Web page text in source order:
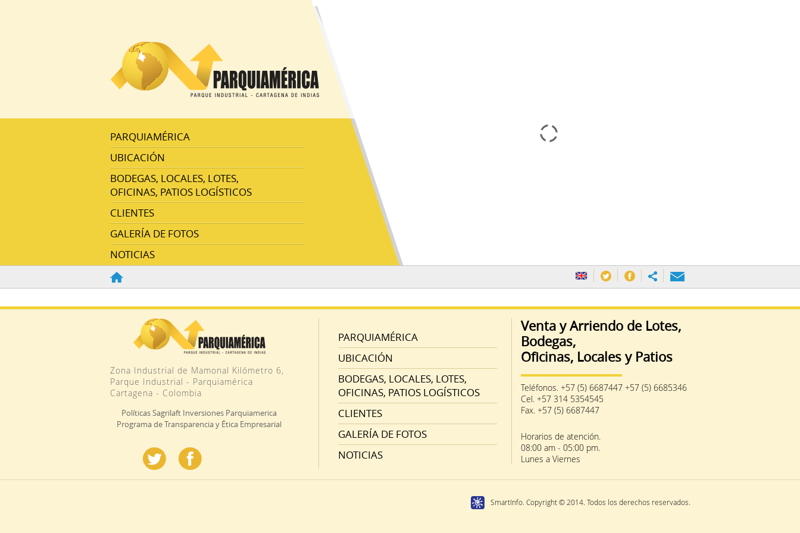
PARQUIAMÉRICA
UBICACIÓN
BODEGAS, LOCALES, LOTES,
OFICINAS, PATIOS LOGÍSTICOS
CLIENTES
GALERÍA DE FOTOS
NOTICIAS
Zona Industrial de Mamonal Kilómetro 6,
Parque Industrial - Parquiamérica
Cartagena - Colombia
Políticas Sagrilaft Inversiones Parquiamerica
Programa de Transparencia y Ética Empresarial
PARQUIAMÉRICA
UBICACIÓN
BODEGAS, LOCALES, LOTES,
OFICINAS, PATIOS LOGÍSTICOS
CLIENTES
GALERÍA DE FOTOS
NOTICIAS
Venta y Arriendo de Lotes,
Bodegas,
Oficinas, Locales y Patios
Teléfonos. +57 (5) 6687447 +57 (5) 6685346
Cel. +57 314 5354545
Fax. +57 (5) 6687447
Horarios de atención.
08:00 am - 05:00 pm.
Lunes a Viernes
SmartInfo. Copyright © 2014. Todos los derechos reservados.